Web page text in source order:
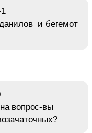
и бегемот
вопрос-вы